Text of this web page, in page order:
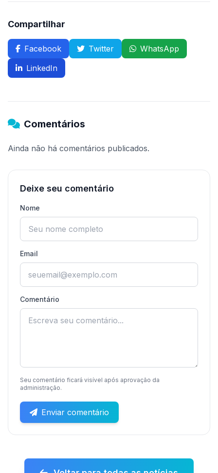
Compartilhar
Facebook Twitter
WhatsApp
LinkedIn
Comentários
Ainda não há comentários publicados.
Deixe seu comentário
Nome
Email
Comentário
Seu comentário ficará visível após aprovação da
administração.
Enviar comentário